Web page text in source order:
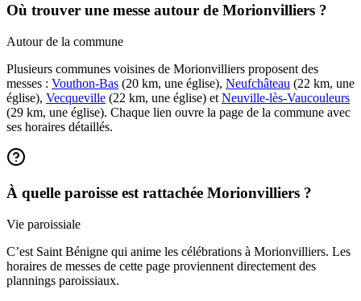
Où trouver une messe autour de Morionvilliers ?
Autour de la commune
Plusieurs communes voisines de Morionvilliers proposent des
messes : Vouthon-Bas (20 km, une église), Neufchâteau (22 km, une
église), Vecqueville (22 km, une église) et Neuville-lès-Vaucouleurs
(29 km, une église). Chaque lien ouvre la page de la commune avec
ses horaires détaillés.
À quelle paroisse est rattachée Morionvilliers ?
Vie paroissiale
C’est Saint Bénigne qui anime les célébrations à Morionvilliers. Les
horaires de messes de cette page proviennent directement des
plannings paroissiaux.